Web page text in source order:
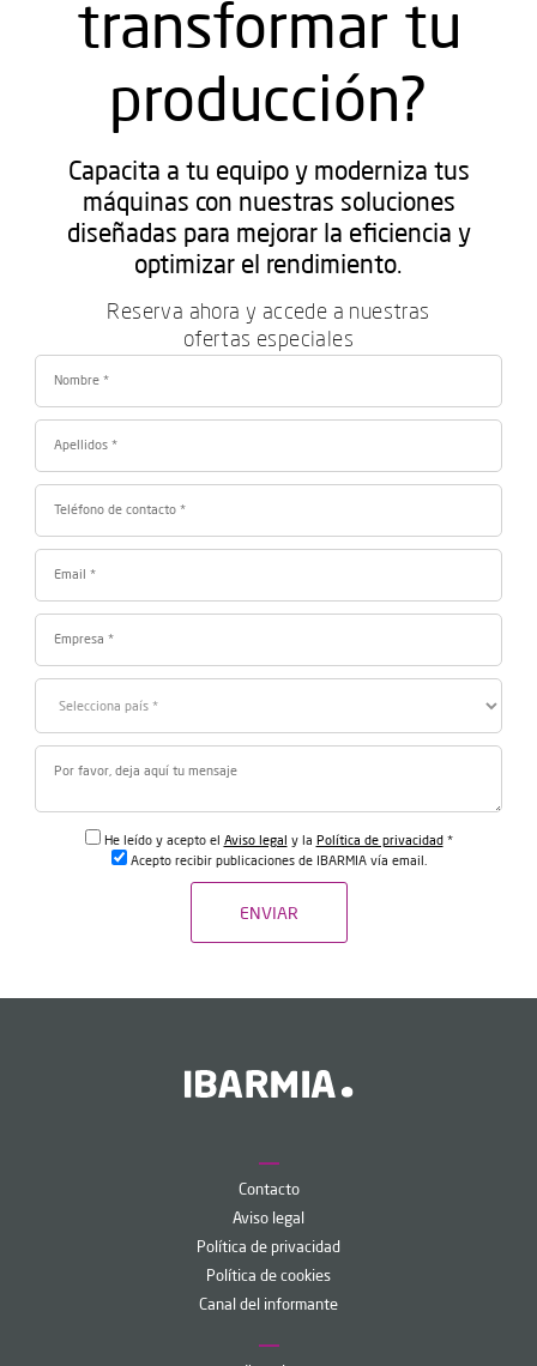
transformar tu
producción?
Capacita a tu equipo y moderniza tus
máquinas con nuestras soluciones
diseñadas para mejorar la eficiencia y
optimizar el rendimiento.
Reserva ahora y accede a nuestras
ofertas especiales
He leído y acepto el Aviso legal y la Política de privacidad *
Acepto recibir publicaciones de IBARMIA vía email.
ENVIAR
Contacto
Aviso legal
Política de privacidad
Política de cookies
Canal del informante